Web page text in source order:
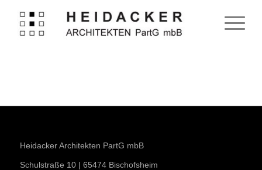
Heidacker Architekten PartG mbB
Schulstraße 10 | 65474 Bischofsheim